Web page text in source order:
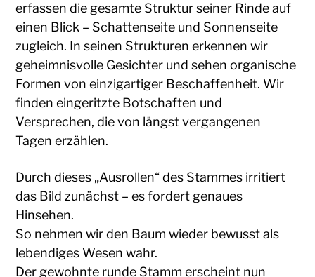
erfassen die gesamte Struktur seiner Rinde auf
einen Blick – Schattenseite und Sonnenseite
zugleich. In seinen Strukturen erkennen wir
geheimnisvolle Gesichter und sehen organische
Formen von einzigartiger Beschaffenheit. Wir
finden eingeritzte Botschaften und
Versprechen, die von längst vergangenen
Tagen erzählen.
Durch dieses „Ausrollen“ des Stammes irritiert
das Bild zunächst – es fordert genaues
Hinsehen.
So nehmen wir den Baum wieder bewusst als
lebendiges Wesen wahr.
Der gewohnte runde Stamm erscheint nun